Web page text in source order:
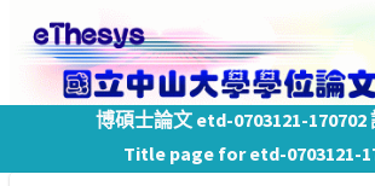
博碩士論文 etd-0703121-170702
Title page for etd-0703121-